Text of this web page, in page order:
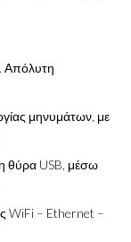
Απόλυτη
μηνυμάτων, με
θύρα USB, μέσω
WiFi – Ethernet –